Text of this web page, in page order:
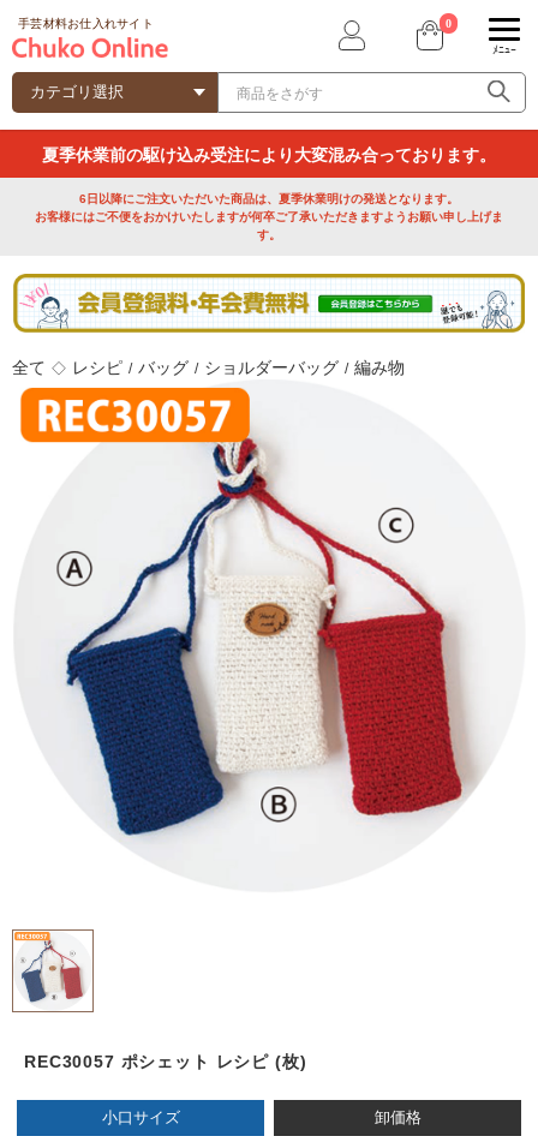
夏季休業前の駆け込み受注により大変混み合っております。
6日以降にご注文いただいた商品は、夏季休業明けの発送となります。
お客様にはご不便をおかけいたしますが何卒ご了承いただきますようお願い申し上げま
す。
全て ◇ レシピ / バッグ / ショルダーバッグ / 編み物
REC30057 ポシェット レシピ (枚)
小口サイズ 卸価格
手芸材料お仕入れサイト 0
ﾒﾆｭｰ